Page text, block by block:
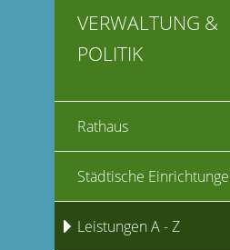
VERWALTUNG &
POLITIK
Rathaus
Städtische
Leistungen A - Z